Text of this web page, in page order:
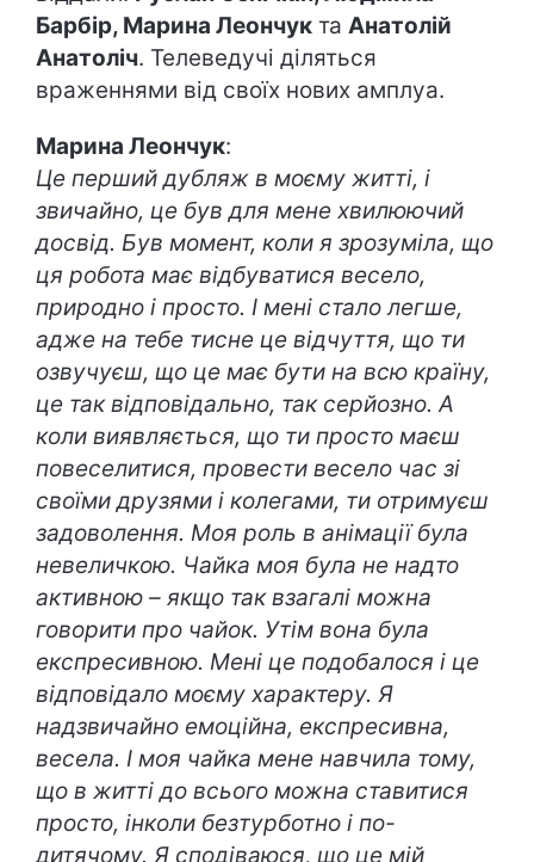
Барбір, Марина Леончук та Анатолій
Анатоліч. Телеведучі діляться
враженнями від своїх нових амплуа.
Марина Леончук:
Це перший дубляж в моєму житті, і
звичайно, це був для мене хвилюючий
досвід. Був момент, коли я зрозуміла, що
ця робота має відбуватися весело,
природно і просто. І мені стало легше,
адже на тебе тисне це відчуття, що ти
озвучуєш, що це має бути на всю країну,
це так відповідально, так серйозно. А
коли виявляється, що ти просто маєш
повеселитися, провести весело час зі
своїми друзями і колегами, ти отримуєш
задоволення. Моя роль в анімації була
невеличкою. Чайка моя була не надто
активною – якщо так взагалі можна
говорити про чайок. Утім вона була
експресивною. Мені це подобалося і це
відповідало моєму характеру. Я
надзвичайно емоційна, експресивна,
весела. І моя чайка мене навчила тому,
що в житті до всього можна ставитися
просто, інколи безтурботно і по-
дитячому. Я сподіваюся, що це мій